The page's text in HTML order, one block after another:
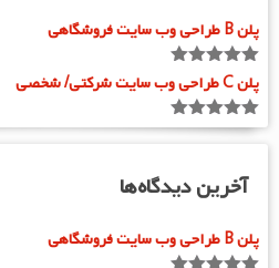
پلن B طراحی وب سایت فروشگاهی
امتیاز5.00
از 5
پلن C طراحی وب سایت شرکتی/ شخصی
امتیاز5.00
آخرین دیدگاه‌ها
پلن B طراحی وب سایت فروشگاهی